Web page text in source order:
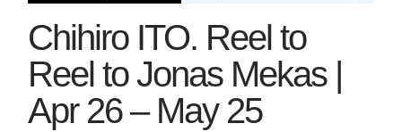
Chihiro ITO. Reel to
Reel to Jonas Mekas |
Apr 26 – May 25